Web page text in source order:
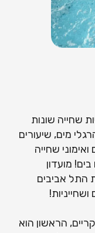
שחייה שונות
מים, שיעורים
שחייה
מועדון
התל אביבים
הראשון הוא